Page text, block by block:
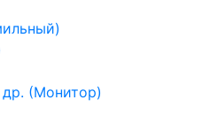
др. (Монитор)